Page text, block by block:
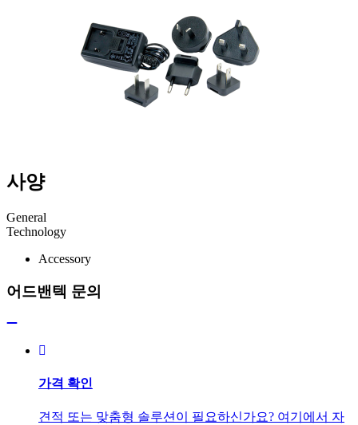
사양
General
Technology
Accessory
어드밴텍 문의
가격 확인
견적 또는 맞춤형 솔루션이 필요하신가요? 여기에서 자